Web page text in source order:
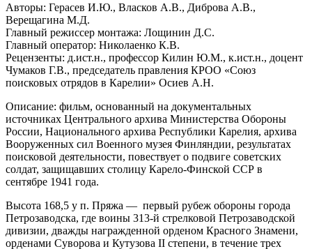
Авторы: Герасев И.Ю., Власков А.В., Диброва А.В.,
Верещагина М.Д.
Главный режиссер монтажа: Лощинин Д.С.
Главный оператор: Николаенко К.В.
Рецензенты: д.ист.н., профессор Килин Ю.М., к.ист.н., доцент
Чумаков Г.В., председатель правления КРОО «Союз
поисковых отрядов в Карелии» Осиев А.Н.
Описание: фильм, основанный на документальных
источниках Центрального архива Министерства Обороны
России, Национального архива Республики Карелия, архива
Вооруженных сил Военного музея Финляндии, результатах
поисковой деятельности, повествует о подвиге советских
солдат, защищавших столицу Карело-Финской ССР в
сентябре 1941 года.
Высота 168,5 у п. Пряжа — первый рубеж обороны города
Петрозаводска, где воины 313-й стрелковой Петрозаводской
дивизии, дважды награжденной орденом Красного Знамени,
орденами Суворова и Кутузова II степени, в течение трех